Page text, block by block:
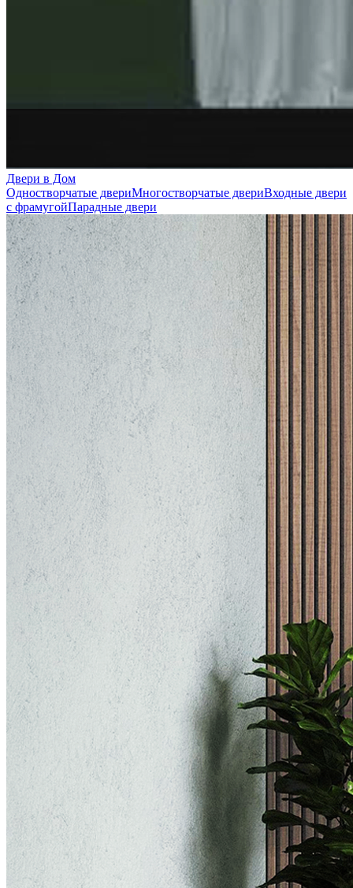
Двери в Дом
Одностворчатые двериМногостворчатые двериВходные двери
с фрамугойПарадные двери